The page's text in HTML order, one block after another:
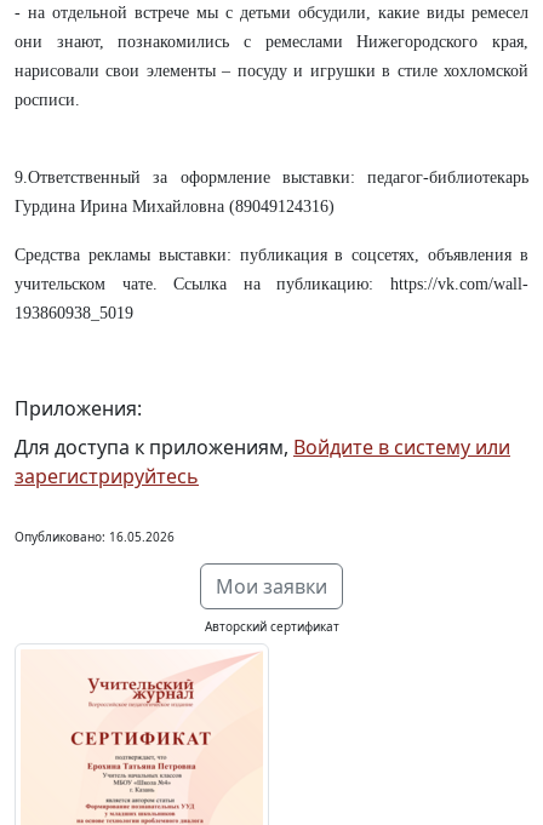
- на отдельной встрече мы с детьми обсудили, какие виды ремесел
они знают, познакомились с ремеслами Нижегородского края,
нарисовали свои элементы – посуду и игрушки в стиле хохломской
росписи.
9.Ответственный за оформление выставки: педагог-библиотекарь
Гурдина Ирина Михайловна (89049124316)
Средства рекламы выставки: публикация в соцсетях, объявления в
учительском чате. Ссылка на публикацию: https://vk.com/wall-
193860938_5019
Приложения:
Для доступа к приложениям, Войдите в систему или
зарегистрируйтесь
Опубликовано: 16.05.2026
Мои заявки
Авторский сертификат